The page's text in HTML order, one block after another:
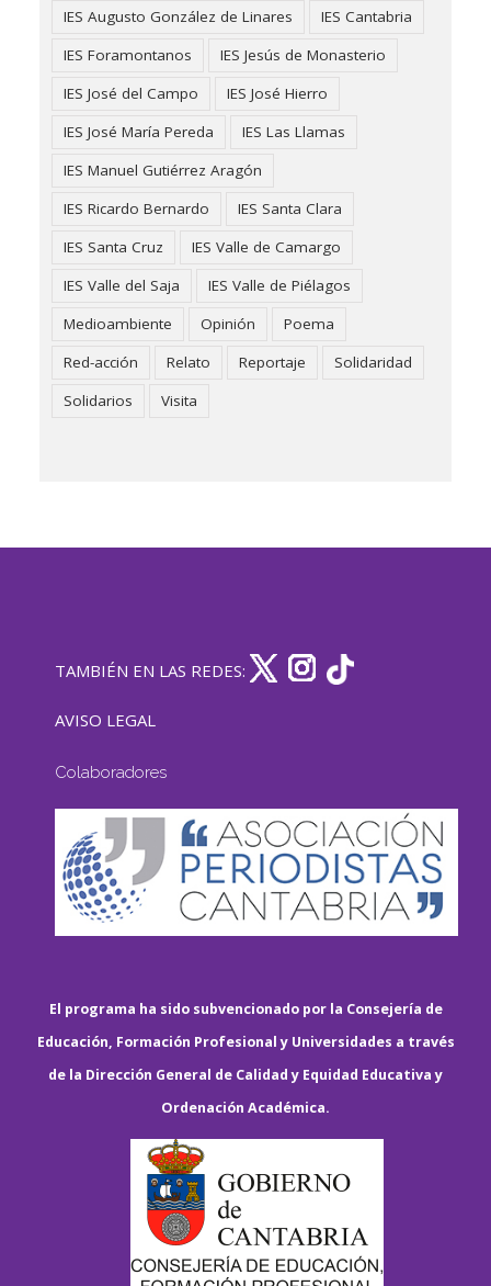
IES Augusto González de Linares
IES Cantabria
IES Foramontanos
IES Jesús de Monasterio
IES José del Campo
IES José Hierro
IES José María Pereda
IES Las Llamas
IES Manuel Gutiérrez Aragón
IES Ricardo Bernardo
IES Santa Clara
IES Santa Cruz
IES Valle de Camargo
IES Valle del Saja
IES Valle de Piélagos
Medioambiente
Opinión
Poema
Red-acción
Relato Reportaje
Solidaridad
Solidarios
Visita
TAMBIÉN EN LAS REDES:
AVISO LEGAL
Colaboradores
El programa ha sido subvencionado por la Consejería de
Educación, Formación Profesional y Universidades a través
de la Dirección General de Calidad y Equidad Educativa y
Ordenación Académica.